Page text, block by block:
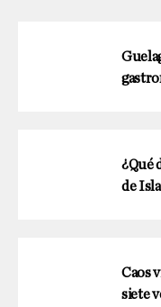
¿Qué
de
Caos
siete